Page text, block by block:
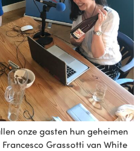
onze gasten hun geheimen
Grassotti van White